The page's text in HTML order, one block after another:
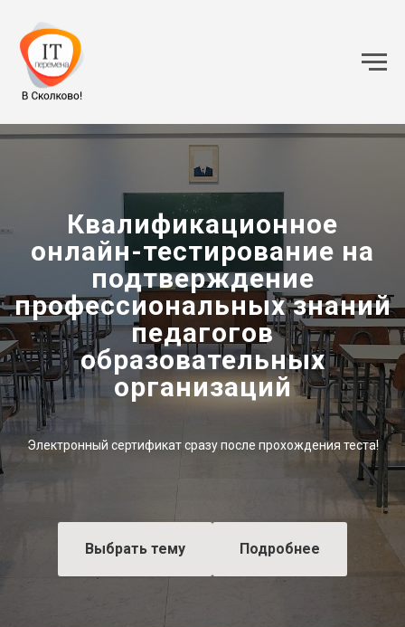
Квалификационное
онлайн-тестирование на
подтверждение
профессиональных знаний
педагогов
образовательных
организаций
Электронный сертификат сразу после прохождения теста!
Выбрать тему Подробнее